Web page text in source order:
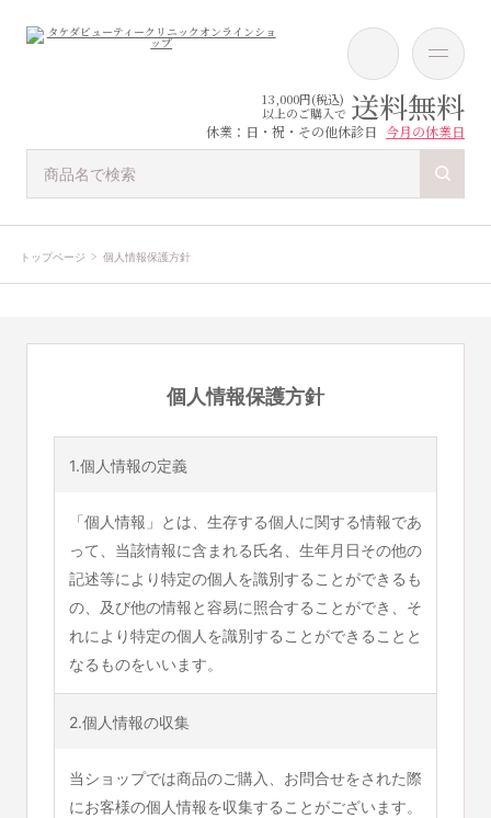
13,000円(税込)
以上のご購入で 送料無料
休業：日・祝・その他休診日 今月の休業日
トップページ 個人情報保護方針
個人情報保護方針
1.個人情報の定義
「個人情報」とは、生存する個人に関する情報であ
って、当該情報に含まれる氏名、生年月日その他の
記述等により特定の個人を識別することができるも
の、及び他の情報と容易に照合することができ、そ
れにより特定の個人を識別することができることと
なるものをいいます。
2.個人情報の収集
当ショップでは商品のご購入、お問合せをされた際
にお客様の個人情報を収集することがございます。